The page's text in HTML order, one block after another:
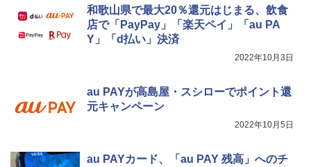
和歌山県で最大20％還元はじまる、飲食
店で「PayPay」「楽天ペイ」「au PA
Y」「d払い」決済
2022年10月3日
au PAYが高島屋・スシローでポイント還
元キャンペーン
2022年10月5日
au PAYカード、「au PAY 残高」へのチ